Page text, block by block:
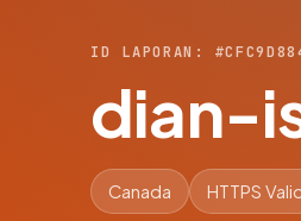
ID LAPORAN:
dian-
Canada HTTPS